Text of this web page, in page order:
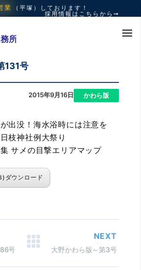
業 （平塚）
しております！
採用情報はこちらから➞
131号
2015年9月16日 かわら版
出没！海水浴時には注意を
枝神社例大祭り
サメの目撃エリアマップ
ダウンロード
号
NEXT
大野かわら版～第3号